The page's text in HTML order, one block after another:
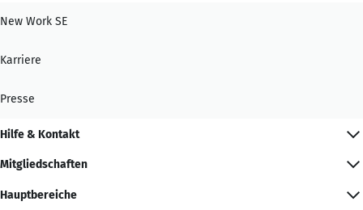
New Work SE
Karriere
Presse
Hilfe & Kontakt
Mitgliedschaften
Hauptbereiche